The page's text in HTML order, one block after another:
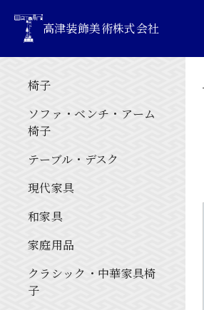
高津装飾美術株式会社
椅子
ソファ・ベンチ・アーム
椅子
テーブル・デスク
現代家具
和家具
家庭用品
クラシック・中華家具椅
子